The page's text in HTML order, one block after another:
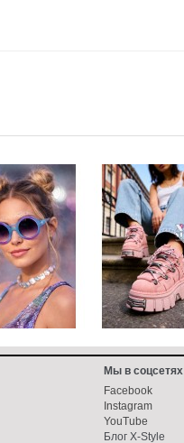
Мы в соцсетях
Facebook
Instagram
YouTube
Блог X-Style